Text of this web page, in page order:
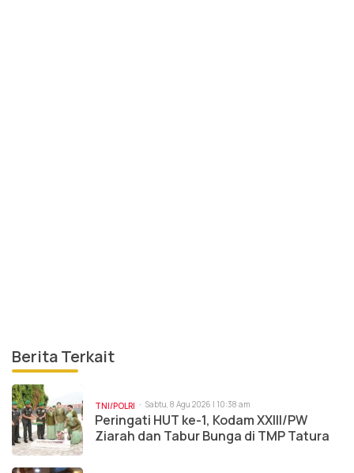
Berita Terkait
TNI/POLRI Sabtu, 8 Agu 2026 | 10:38 am
Peringati HUT ke-1, Kodam XXIII/PW
Ziarah dan Tabur Bunga di TMP Tatura